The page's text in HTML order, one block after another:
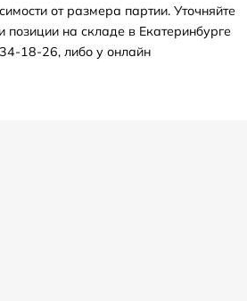
от размера партии. Уточняйте
на складе в Екатеринбурге
18-26, либо у онлайн